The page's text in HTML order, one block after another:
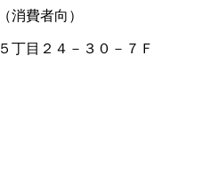
消費者向）
丁目２４－３０－７Ｆ